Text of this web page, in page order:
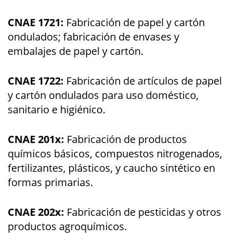
CNAE 1721: Fabricación de papel y cartón
ondulados; fabricación de envases y
embalajes de papel y cartón.
CNAE 1722: Fabricación de artículos de papel
y cartón ondulados para uso doméstico,
sanitario e higiénico.
CNAE 201x: Fabricación de productos
químicos básicos, compuestos nitrogenados,
fertilizantes, plásticos, y caucho sintético en
formas primarias.
CNAE 202x: Fabricación de pesticidas y otros
productos agroquímicos.